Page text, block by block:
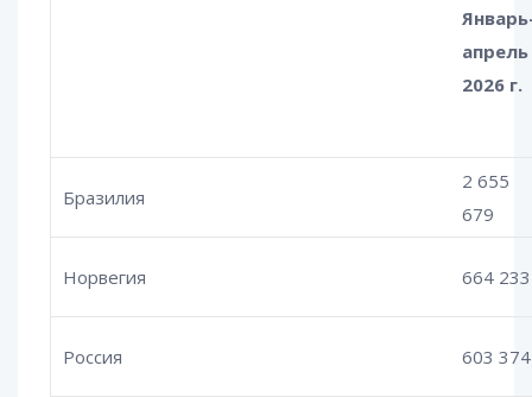
апрель
2026 г.
Бразилия
2 655
679
Норвегия 664 233
Россия 603 374